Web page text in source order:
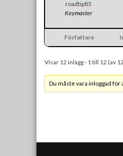
roadtip85
Keymaster
Författare
Visar 12 inlägg - 1 till 12 (av
Du måste vara inloggad för